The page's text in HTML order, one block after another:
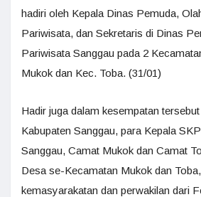
hadiri oleh Kepala Dinas Pemuda,
Pariwisata, dan Sekretaris di Dinas
Pariwisata Sanggau pada 2
Mukok dan Kec. Toba. (31/01)
Hadir juga dalam kesempatan
Kabupaten Sanggau, para Kepala
Sanggau, Camat Mukok dan Camat
Desa se-Kecamatan Mukok dan
kemasyarakatan dan perwakilan dari